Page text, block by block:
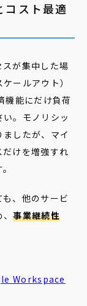
コスト最適
が集中した場
ールアウト）
機能にだけ負荷
。モノリシッ
したが、マイ
けを増強すれ
、他のサービ
、事業継続性
Workspace